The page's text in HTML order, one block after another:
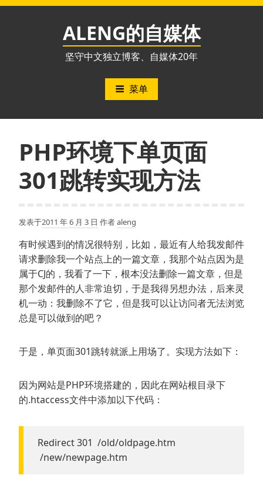
跳
ALENG的自媒体
坚守中文独立博客、自媒体20年
菜单
PHP环境下单页面
301跳转实现方法
发表于2011 年 6 月 3 日 作者aleng
有时候遇到的情况很特别，比如，最近有人给我发邮件
请求删除我一个站点上的一篇文章，我那个站点因为是
属于CJ的，我看了一下，根本没法删除一篇文章，但是
那个发邮件的人非常迫切，于是我得另想办法，后来灵
机一动：我删除不了它，但是我可以让访问者无法浏览
总是可以做到的吧？
于是，单页面301跳转就派上用场了。实现方法如下：
因为网站是PHP环境搭建的，因此在网站根目录下
的.htaccess文件中添加以下代码：
Redirect 301 /old/oldpage.htm
/new/newpage.htm